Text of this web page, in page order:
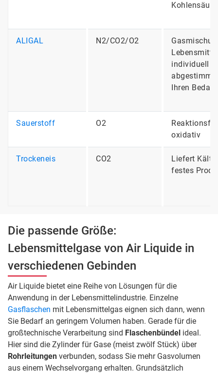
Kohlensäure
ALIGAL N2/CO2/O2
individuell
abgestimmt
Ihren Bedarf
Sauerstoff O2
oxidativ
Trockeneis CO2
Liefert Kälte,
festes
Die passende Größe:
Lebensmittelgase von Air Liquide in
verschiedenen Gebinden
Air Liquide bietet eine Reihe von Lösungen für die
Anwendung in der Lebensmittelindustrie. Einzelne
Gasflaschen mit Lebensmittelgas eignen sich dann, wenn
Sie Bedarf an geringem Volumen haben. Gerade für die
großtechnische Verarbeitung sind Flaschenbündel ideal.
Hier sind die Zylinder für Gase (meist zwölf Stück) über
Rohrleitungen verbunden, sodass Sie mehr Gasvolumen
aus einem Wechselvorgang erhalten. Grundsätzlich